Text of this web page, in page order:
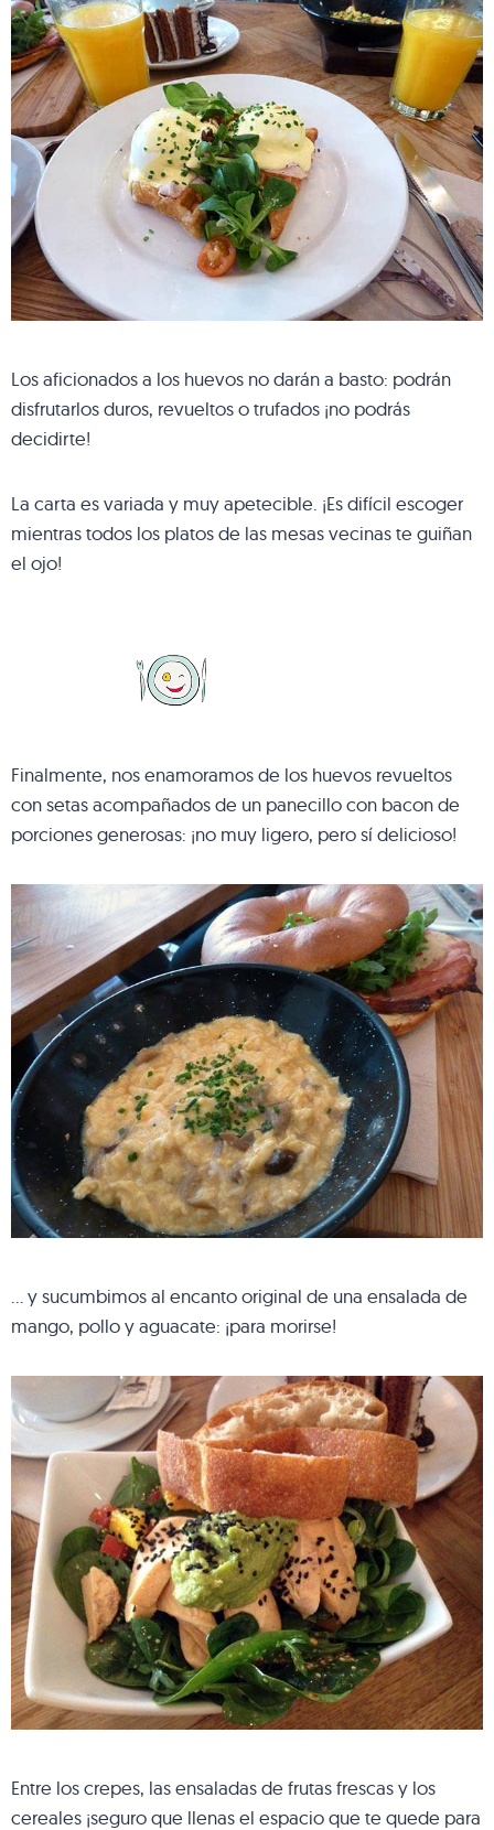
Los aficionados a los huevos no darán a basto: podrán
disfrutarlos duros, revueltos o trufados ¡no podrás
decidirte!
La carta es variada y muy apetecible. ¡Es difícil escoger
mientras todos los platos de las mesas vecinas te guiñan
el ojo!
Finalmente, nos enamoramos de los huevos revueltos
con setas acompañados de un panecillo con bacon de
porciones generosas: ¡no muy ligero, pero sí delicioso!
… y sucumbimos al encanto original de una ensalada de
mango, pollo y aguacate: ¡para morirse!
Entre los crepes, las ensaladas de frutas frescas y los
cereales ¡seguro que llenas el espacio que te quede para